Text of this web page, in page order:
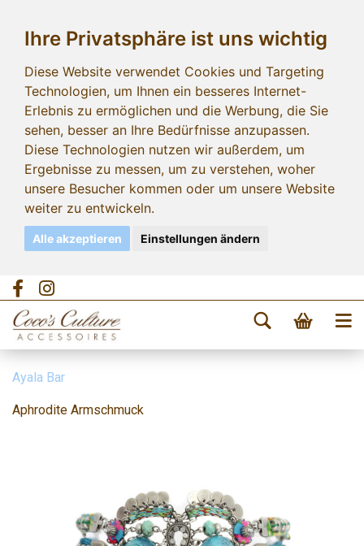
Ihre Privatsphäre ist uns wichtig
Diese Website verwendet Cookies und Targeting
Technologien, um Ihnen ein besseres Internet-
Erlebnis zu ermöglichen und die Werbung, die Sie
sehen, besser an Ihre Bedürfnisse anzupassen.
Diese Technologien nutzen wir außerdem, um
Ergebnisse zu messen, um zu verstehen, woher
unsere Besucher kommen oder um unsere Website
weiter zu entwickeln.
Alle akzeptieren Einstellungen ändern
Ayala Bar
Aphrodite Armschmuck